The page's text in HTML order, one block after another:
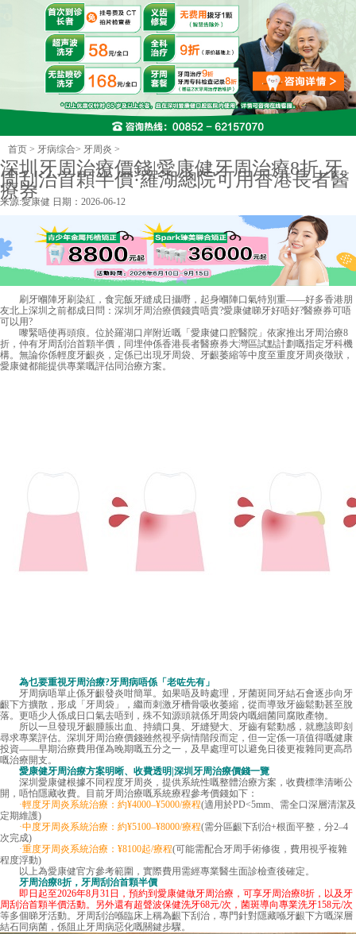
首页 > 牙病综合> 牙周炎 >
深圳牙周治療價錢|愛康健牙周治療8折,牙
周刮治首顆半價·羅湖總院可用香港長者醫
療券
来源:愛康健 日期：2026-06-12
刷牙嗰陣牙刷染紅，食完飯牙縫成日攝嘢，起身嗰陣口氣特別重——好多香港朋
友北上深圳之前都成日問： 深圳牙周治療價錢貴唔貴?愛康健睇牙好唔好?醫療券可唔
可以用?
嚟緊唔使再頭痕。位於羅湖口岸附近嘅「愛康健口腔醫院」依家推出牙周治療8
折，仲有牙周刮治首顆半價，同埋仲係香港長者醫療券大灣區試點計劃嘅指定牙科機
構。無論你係輕度牙齦炎，定係已出現牙周袋、牙齦萎縮等中度至重度牙周炎徵狀，
愛康健都能提供專業嘅評估同治療方案。
為乜要重視牙周治療?牙周病唔係「老咗先有」
牙周病唔單止係牙齦發炎咁簡單。如果唔及時處理，牙菌斑同牙結石會逐步向牙
齦下方擴散，形成「牙周袋」，繼而刺激牙槽骨吸收萎縮，從而導致牙齒鬆動甚至脫
落。更唔少人係成日口氣去唔到，殊不知源頭就係牙周袋內嘅細菌同腐敗產物。
所以一旦發現牙齦腫脹出血、持續口臭、牙縫變大、牙齒有鬆動感，就應該即刻
尋求專業評估。深圳牙周治療價錢雖然視乎病情階段而定，但一定係一項值得嘅健康
投資——早期治療費用僅為晚期嘅五分之一，及早處理可以避免日後更複雜同更高昂
嘅治療開支。
愛康健牙周治療方案明晰、收費透明|深圳牙周治療價錢一覽
深圳愛康健根據不同程度牙周炎，提供系統性嘅整體治療方案，收費標準清晰公
開，唔怕隱藏收費。目前牙周治療嘅系統療程參考價錢如下：
·輕度牙周炎系統治療：約¥4000–¥5000/療程(適用於PD<5mm、需全口深層清潔及
定期維護)
·中度牙周炎系統治療：約¥5100–¥8000/療程(需分區齦下刮治+根面平整，分2–4
次完成)
·重度牙周炎系統治療：¥8100起/療程(可能需配合牙周手術修復，費用視乎複雜
程度浮動)
以上為愛康健官方參考範圍，實際費用需經專業醫生面診檢查後確定。
牙周治療8折，牙周刮治首顆半價
即日起至2026年8月31日，預約到愛康健做牙周治療，可享牙周治療8折，以及牙
周刮治首顆半價活動。另外還有超聲波保健洗牙68元/次，菌斑導向專業洗牙158元/次
等多個睇牙活動。牙周刮治喺臨床上稱為齦下刮治，專門針對隱藏喺牙齦下方嘅深層
結石同病菌，係阻止牙周病惡化嘅關鍵步驟。